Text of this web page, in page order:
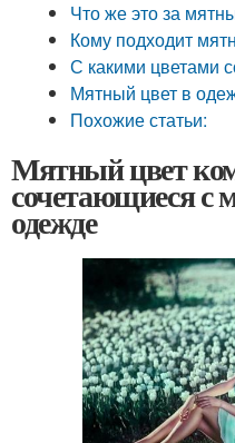
Что же это за
Кому подходит
С какими цветами
Мятный цвет в
Похожие статьи:
Мятный цвет
сочетающиеся с
одежде